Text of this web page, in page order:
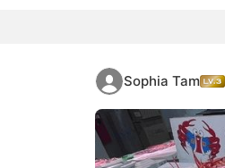
Sophia Tam